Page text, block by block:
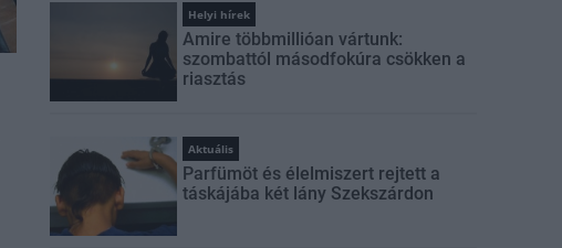
Helyi hírek
Amire többmillióan vártunk:
szombattól másodfokúra csökken a
riasztás
Aktuális
Parfümöt és élelmiszert rejtett a
táskájába két lány Szekszárdon